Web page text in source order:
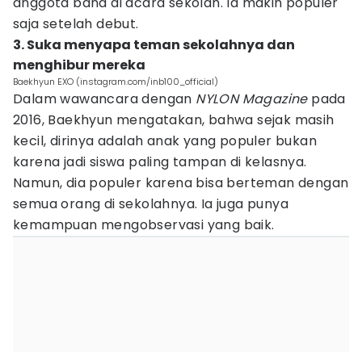
saja setelah debut.
3. Suka menyapa teman sekolahnya dan
menghibur mereka
Baekhyun EXO (instagram.com/inb100_official)
Dalam wawancara dengan NYLON Magazinepada
2016, Baekhyun mengatakan, bahwa sejak masih
kecil, dirinya adalah anak yang populer bukan
karena jadi siswa paling tampan di kelasnya.
Namun, dia populer karena bisa berteman dengan
semua orang di sekolahnya. Ia juga punya
kemampuan mengobservasi yang baik.